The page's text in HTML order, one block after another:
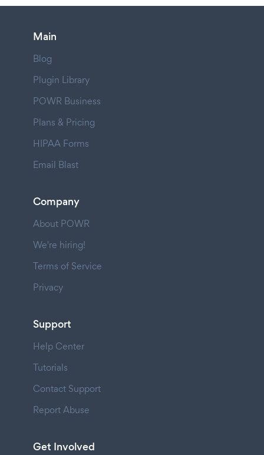
Main
Blog
Plugin Library
POWR Business
Plans & Pricing
HIPAA Forms
Email Blast
Company
About POWR
We're hiring!
Terms of Service
Privacy
Support
Help Center
Tutorials
Contact Support
Report Abuse
Get Involved